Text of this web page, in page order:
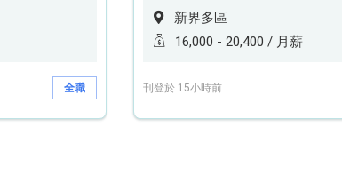
全職
新界多區
16,000 - 20,400 / 月薪
刊登於 15小時前